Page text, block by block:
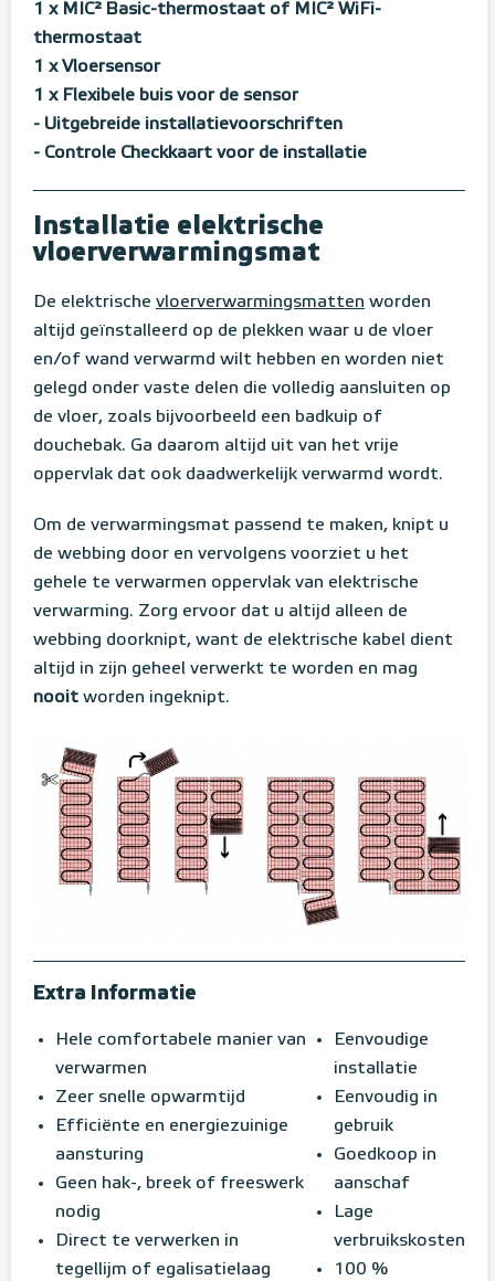
1 x MIC² Basic-thermostaat of MIC² WiFi-
thermostaat
1 x Vloersensor
1 x Flexibele buis voor de sensor
- Uitgebreide installatievoorschriften
- Controle Checkkaart voor de installatie
Installatie elektrische
vloerverwarmingsmat
De elektrische vloerverwarmingsmatten worden
altijd geïnstalleerd op de plekken waar u de vloer
en/of wand verwarmd wilt hebben en worden niet
gelegd onder vaste delen die volledig aansluiten op
de vloer, zoals bijvoorbeeld een badkuip of
douchebak. Ga daarom altijd uit van het vrije
oppervlak dat ook daadwerkelijk verwarmd wordt.
Om de verwarmingsmat passend te maken, knipt u
de webbing door en vervolgens voorziet u het
gehele te verwarmen oppervlak van elektrische
verwarming. Zorg ervoor dat u altijd alleen de
webbing doorknipt, want de elektrische kabel dient
altijd in zijn geheel verwerkt te worden en mag
nooit worden ingeknipt.
Extra Informatie
Hele comfortabele manier van
verwarmen
Zeer snelle opwarmtijd
Efficiënte en energiezuinige
aansturing
Geen hak-, breek of freeswerk
nodig
Direct te verwerken in
tegellijm of egalisatielaag
Eenvoudige
installatie
Eenvoudig in
gebruik
Goedkoop in
aanschaf
Lage
verbruikskosten
100 %